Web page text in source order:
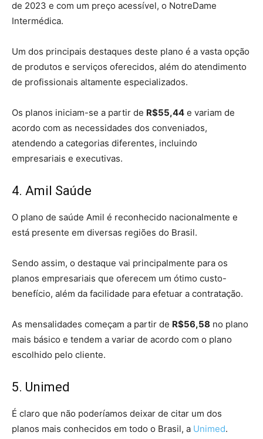
de 2023 e com um preço acessível, o NotreDame
Intermédica.
Um dos principais destaques deste plano é a vasta opção
de produtos e serviços oferecidos, além do atendimento
de profissionais altamente especializados.
Os planos iniciam-se a partir de R$55,44 e variam de
acordo com as necessidades dos conveniados,
atendendo a categorias diferentes, incluindo
empresariais e executivas.
4. Amil Saúde
O plano de saúde Amil é reconhecido nacionalmente e
está presente em diversas regiões do Brasil.
Sendo assim, o destaque vai principalmente para os
planos empresariais que oferecem um ótimo custo-
benefício, além da facilidade para efetuar a contratação.
As mensalidades começam a partir de R$56,58 no plano
mais básico e tendem a variar de acordo com o plano
escolhido pelo cliente.
5. Unimed
É claro que não poderíamos deixar de citar um dos
planos mais conhecidos em todo o Brasil, a Unimed.